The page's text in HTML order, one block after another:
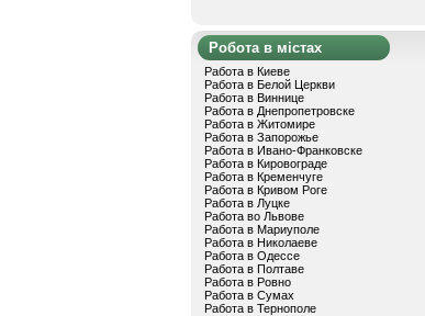
Робота в містах
Работа в Киеве
Работа в Белой Церкви
Работа в Виннице
Работа в Днепропетровске
Работа в Житомире
Работа в Запорожье
Работа в Ивано-Франковске
Работа в Кировограде
Работа в Кременчуге
Работа в Кривом Роге
Работа в Луцке
Работа во Львове
Работа в Мариуполе
Работа в Николаеве
Работа в Одессе
Работа в Полтаве
Работа в Ровно
Работа в Сумах
Работа в Тернополе